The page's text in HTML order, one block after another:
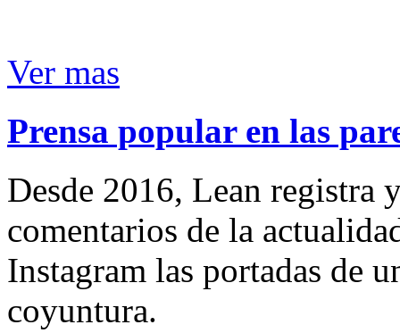
Ver mas
Prensa popular en las
Desde 2016, Lean registra
comentarios de la
Instagram las portadas de
coyuntura.